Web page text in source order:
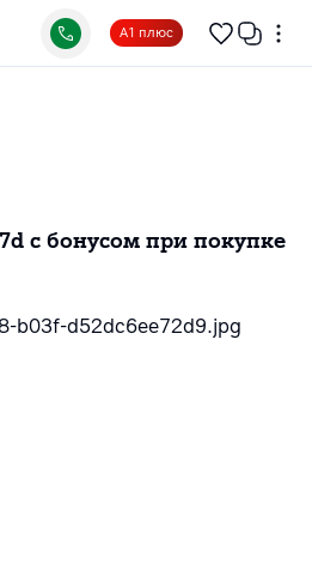
А1 плюс
с бонусом при покупке